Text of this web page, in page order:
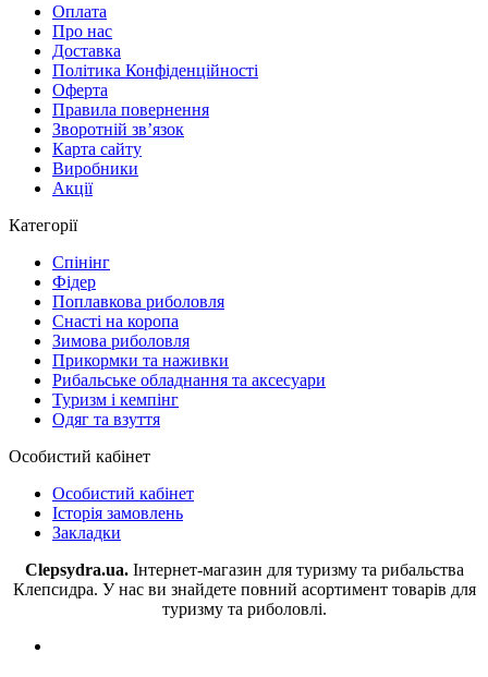
Оплата
Про нас
Доставка
Політика Конфіденційності
Оферта
Правила повернення
Зворотній зв’язок
Карта сайту
Виробники
Акції
Категорії
Спінінг
Фідер
Поплавкова риболовля
Снасті на коропа
Зимова риболовля
Прикормки та наживки
Рибальське обладнання та аксесуари
Туризм і кемпінг
Одяг та взуття
Особистий кабінет
Особистий кабінет
Історія замовлень
Закладки
Clepsydra.ua. Інтернет-магазин для туризму та рибальства
Клепсидра. У нас ви знайдете повний асортимент товарів для
туризму та риболовлі.